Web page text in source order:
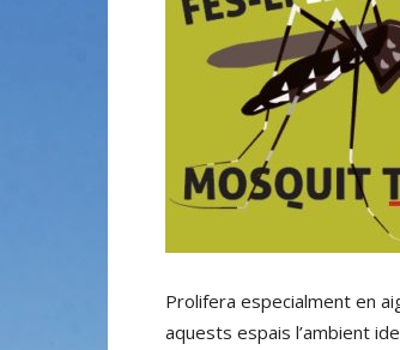
Prolifera especialment en
aquests espais l’ambient